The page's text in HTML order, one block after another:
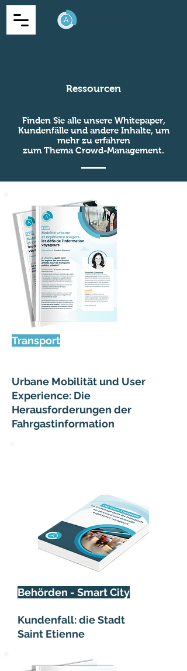
Ressourcen
Finden Sie alle unsere Whitepaper,
Kundenfälle und andere Inhalte, um
mehr zu erfahren
zum Thema Crowd-Management.
Transport
Urbane Mobilität und User
Experience: Die
Herausforderungen der
Fahrgastinformation
Behörden - Smart City
Kundenfall: die Stadt
Saint Etienne